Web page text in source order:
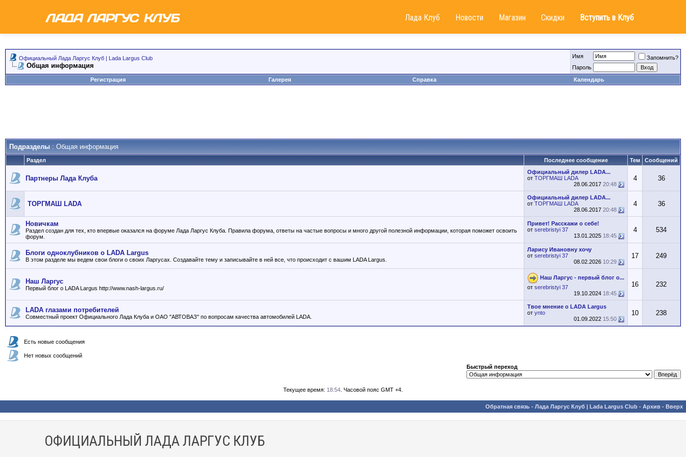
Лада Клуб Новости Магазин Скидки Вступить в Клуб
Официальный Лада Ларгус Клуб | Lada Largus Club
Общая информация
Имя
Запомнить?
Пароль
Регистрация
Галерея Справка Календарь
Подразделы : Общая информация
Раздел Последнее сообщение Тем Сообщений
Партнеры Лада Клуба
Официальный дилер LADA...
от ТОРГМАШ LADA
28.06.2017 20:48
4 36
ТОРГМАШ LADA
Официальный дилер LADA...
от ТОРГМАШ LADA
28.06.2017 20:48
4 36
Новичкам
Раздел создан для тех, кто впервые оказался на форуме Лада Ларгус Клуба. Правила форума, ответы на частые вопросы и много другой полезной информации, которая поможет освоить
форум.
Привет! Расскажи о себе!
от serebristyi 37
13.01.2025 18:45
4 534
Блоги одноклубников о LADA Largus
В этом разделе мы ведем свои блоги о своих Ларгусах. Создавайте тему и записывайте в ней все, что происходит с вашим LADA Largus.
Ларису Ивановну хочу
от serebristyi 37
08.02.2026 10:29
17 249
Наш Ларгус
Первый блог о LADA Largus http://www.nash-largus.ru/
Наш Ларгус - первый блог о...
от serebristyi 37
19.10.2024 18:45
16 232
LADA глазами потребителей
Совместный проект Официального Лада Клуба и ОАО "АВТОВАЗ" по вопросам качества автомобилей LADA.
Твое мнение о LADA Largus
от ynto
01.09.2022 15:50
10 238
Есть новые сообщения
Нет новых сообщений
Быстрый переход
Текущее время: 18:54 . Часовой пояс GMT +4.
Обратная связь - Лада Ларгус Клуб | Lada Largus Club - Архив - Вверх
ОФИЦИАЛЬНЫЙ ЛАДА ЛАРГУС КЛУБ